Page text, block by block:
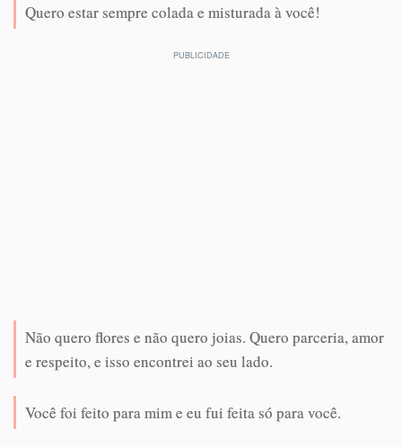
Quero estar sempre colada e misturada à você!
Não quero flores e não quero joias. Quero parceria, amor
e respeito, e isso encontrei ao seu lado.
Você foi feito para mim e eu fui feita só para você.